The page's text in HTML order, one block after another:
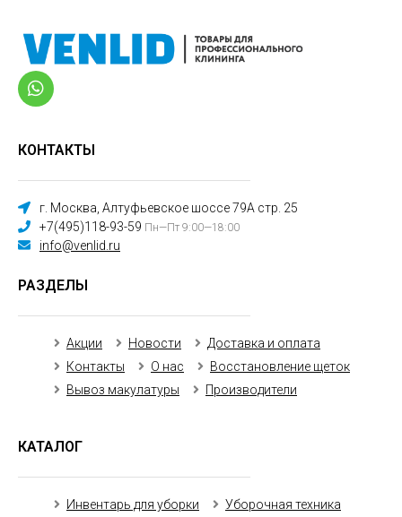
КОНТАКТЫ
г. Москва, Алтуфьевское шоссе 79А стр. 25
+7(495)118-93-59 Пн—Пт 9:00—18:00
info@venlid.ru
РАЗДЕЛЫ
Акции Новости
Доставка и оплата
Контакты
О нас
Восстановление щеток
Вывоз макулатуры
Производители
КАТАЛОГ
Инвентарь для уборки Уборочная техника